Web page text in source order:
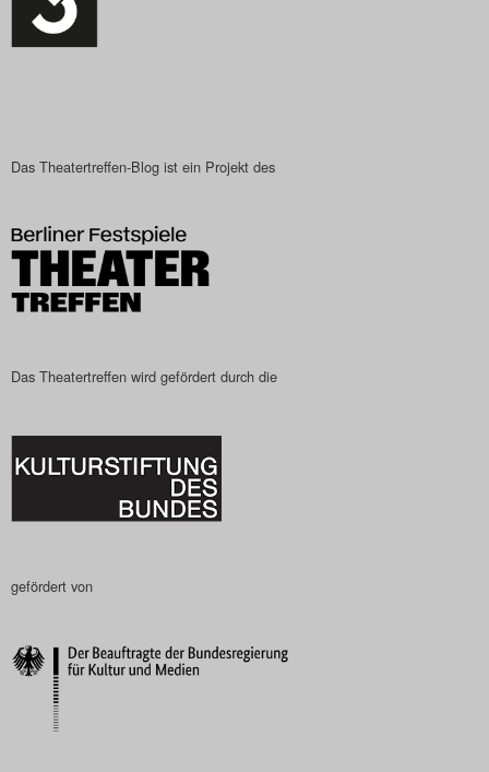
Das Theatertreffen-Blog ist ein Projekt des
Das Theatertreffen wird gefördert durch die
gefördert von